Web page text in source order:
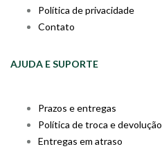
Política de privacidade
Contato
AJUDA E SUPORTE
Prazos e entregas
Política de troca e devolução
Entregas em atraso